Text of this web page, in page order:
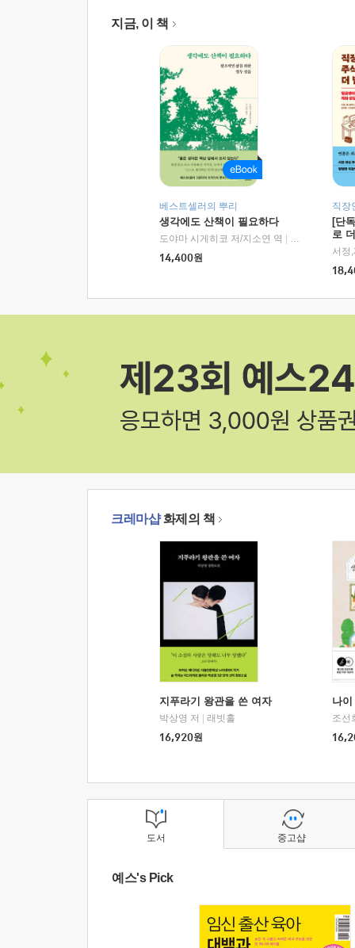
지금, 이 책
베스트셀러의 뿌리
생각에도 산책이 필요하다
도야마 시게히코 저/지소연 역
알에이치코리
14,400원
직장
[단
로
크레마샵화제의 책
지푸라기 왕관을 쓴 여자
박상영 저
래빗홀
16,920원
나
조선
도서
예스's Pick
중고샵